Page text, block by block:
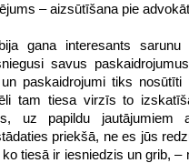
– aizsūtīšana pie
gana interesants sarunu
savus
paskaidrojumi tiks nosūtīti
tam tiesa virzīs to
uz papildu jautājumiem
priekšā, ne es jūs
tiesā ir iesniedzis un grib, –